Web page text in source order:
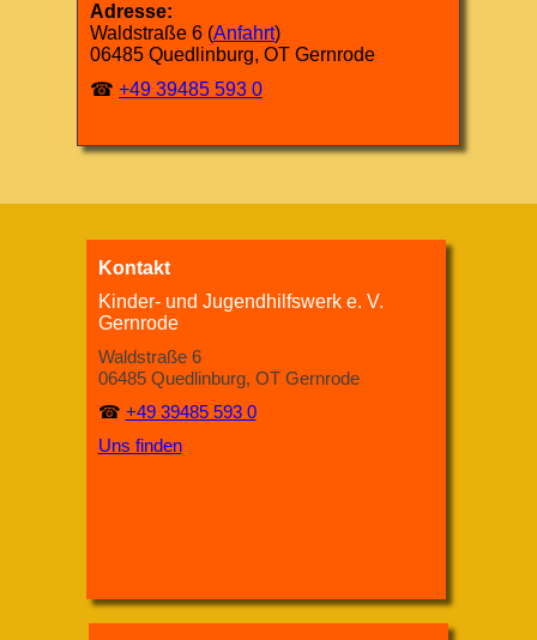
Adresse:
Waldstraße 6 (Anfahrt)
06485 Quedlinburg, OT Gernrode
☎ +49 39485 593 0
Kontakt
Kinder- und Jugendhilfswerk e. V.
Gernrode
Waldstraße 6
06485 Quedlinburg, OT Gernrode
☎ +49 39485 593 0
Uns finden